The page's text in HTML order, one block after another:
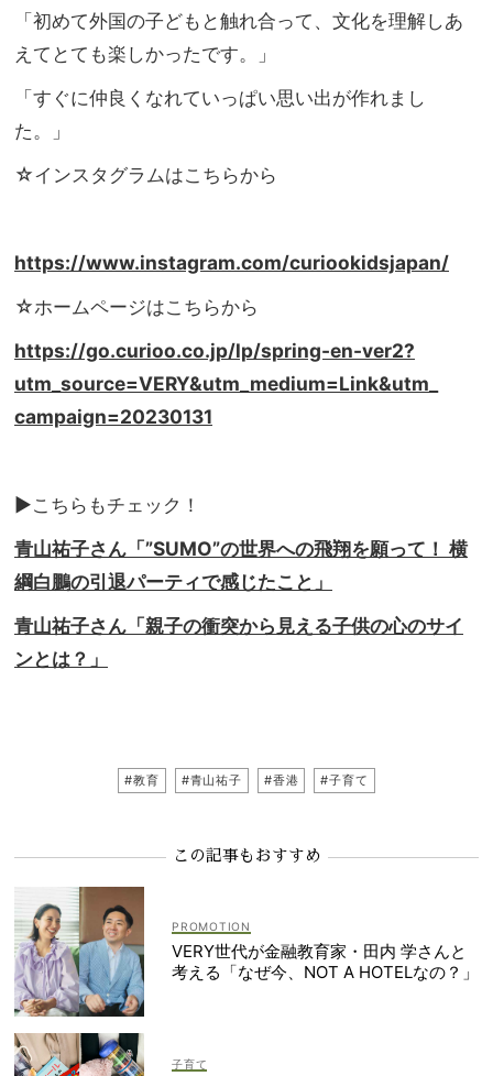
「初めて外国の子どもと触れ合って、 文化を理解しあ
えてとても楽しかったです。」
「すぐに仲良くなれていっぱい思い出が作れまし
た。」
☆インスタグラムはこちらから
https://www.instagram.com/curiookidsjapan/
☆ホームページはこちらから
https://go.curioo.co.jp/lp/spring-en-ver2?
utm_source=VERY&utm_medium=Link&utm_
campaign=20230131
▶こちらもチェック！
青山祐子さん「”SUMO”の世界への飛翔を願って！ 横
綱白鵬の引退パーティで感じたこと」
青山祐子さん「親子の衝突から見える子供の心のサイ
ンとは？」
#教育 #青山祐子 #香港 #子育て
この記事もおすすめ
VERY世代が金融教育家・田内 学さんと
考える「なぜ今、NOT A HOTELなの？」
子育て